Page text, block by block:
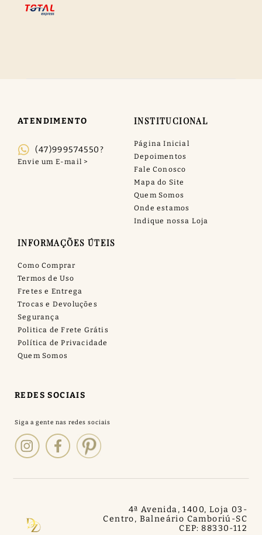
ATENDIMENTO
(47)999574550?
INSTITUCIONAL
Página Inicial
Depoimentos
Fale Conosco
Mapa do Site
Quem Somos
Onde estamos
Indique nossa Loja
INFORMAÇÕES ÚTEIS
Como Comprar
Termos de Uso
Fretes e Entrega
Trocas e Devoluções
Segurança
Politica de Frete Grátis
Política de Privacidade
Quem Somos
REDES SOCIAIS
4ª Avenida, 1400, Loja 03 -
Centro, Balneário Camboriú-SC
CEP: 88330-112